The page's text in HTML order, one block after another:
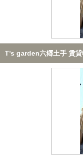
T's garden六郷土手 賃貸